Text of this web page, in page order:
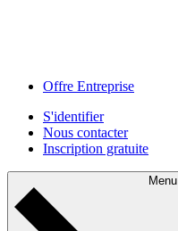
Offre Entreprise
S'identifier
Nous contacter
Inscription gratuite
Menu